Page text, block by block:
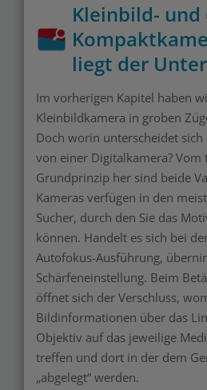
Kleinbild-
liegt der
Im vorherigen Kapitel haben
Kleinbildkamera in groben
Doch worin unterscheidet sich
von einer Digitalkamera? Vom
Grundprinzip her sind beide
Kameras verfügen in den
Sucher, durch den Sie das
können. Handelt es sich bei
Autofokus-Ausführung,
Schärfeneinstellung. Beim
öffnet sich der Verschluss,
Bildinformationen über das
Objektiv auf das jeweilige
treffen und dort in der dem
„abgelegt“ werden.